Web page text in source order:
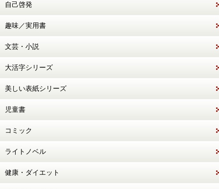
自己啓発
趣味／実用書
文芸・小説
大活字シリーズ
美しい表紙シリーズ
児童書
コミック
ライトノベル
健康・ダイエット